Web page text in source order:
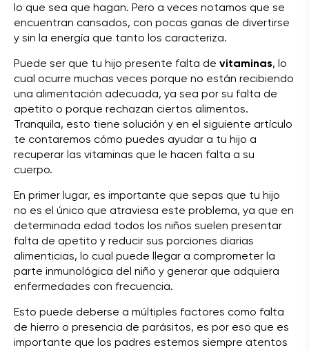
lo que sea que hagan. Pero a veces notamos que se
encuentran cansados, con pocas ganas de divertirse
y sin la energía que tanto los caracteriza.
Puede ser que tu hijo presente falta de vitaminas, lo
cual ocurre muchas veces porque no están recibiendo
una alimentación adecuada, ya sea por su falta de
apetito o porque rechazan ciertos alimentos.
Tranquila, esto tiene solución y en el siguiente artículo
te contaremos cómo puedes ayudar a tu hijo a
recuperar las vitaminas que le hacen falta a su
cuerpo.
En primer lugar, es importante que sepas que tu hijo
no es el único que atraviesa este problema, ya que en
determinada edad todos los niños suelen presentar
falta de apetito y reducir sus porciones diarias
alimenticias, lo cual puede llegar a comprometer la
parte inmunológica del niño y generar que adquiera
enfermedades con frecuencia.
Esto puede deberse a múltiples factores como falta
de hierro o presencia de parásitos, es por eso que es
importante que los padres estemos siempre atentos